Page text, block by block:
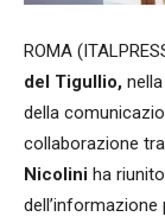
ROMA
del Tigullio,
della
collaborazione tra
Nicolini ha